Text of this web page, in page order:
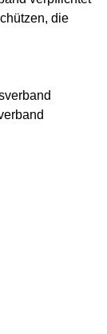
die